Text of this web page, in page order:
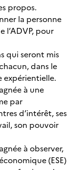
propos.
la personne
l’ADVP, pour
qui seront mis
dans le
expérientielle.
à une
par
d’intérêt, ses
son pouvoir
à observer,
(ESE)